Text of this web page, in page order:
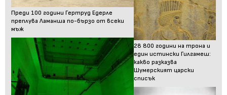
Преди 100 години Гертруд Едерле
преплува Ламанша по-бързо от всеки
мъж
28 800 години на трона и
един истински Гилгамеш:
какво разказва
Шумерският царски
списък